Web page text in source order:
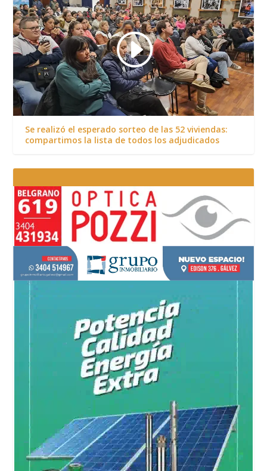
Se realizó el esperado sorteo de las 52 viviendas:
compartimos la lista de todos los adjudicados